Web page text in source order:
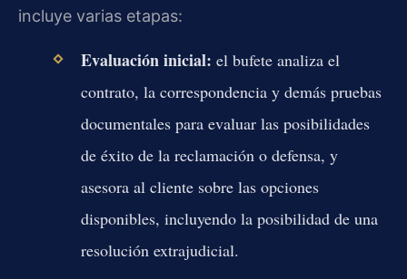
incluye varias etapas:
Evaluación inicial: el bufete analiza el
contrato, la correspondencia y demás pruebas
documentales para evaluar las posibilidades
de éxito de la reclamación o defensa, y
asesora al cliente sobre las opciones
disponibles, incluyendo la posibilidad de una
resolución extrajudicial.